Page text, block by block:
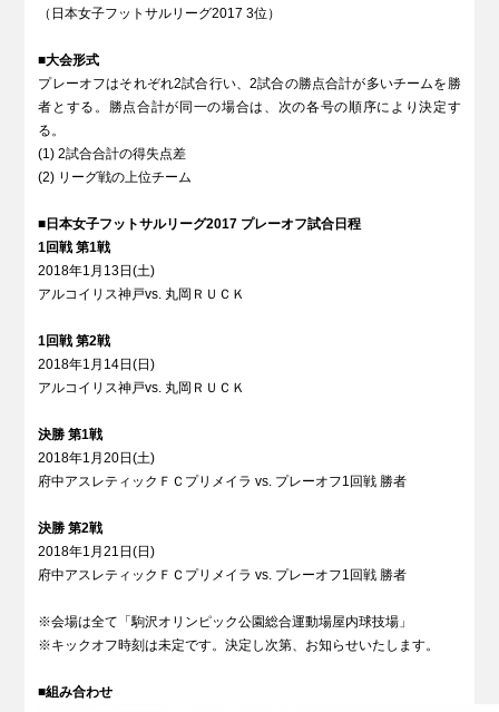
（日本女子フットサルリーグ2017 3位）
■大会形式
プレーオフはそれぞれ2試合行い、2試合の勝点合計が多いチームを勝
者とする。勝点合計が同一の場合は、次の各号の順序により決定す
る。
(1) 2試合合計の得失点差
(2) リーグ戦の上位チーム
■ 日本女子フットサルリーグ2017 プレーオフ試合日程
1回戦 第1戦
2018年1月13日(土)
アルコイリス神戸vs. 丸岡ＲＵＣＫ
1回戦 第2戦
2018年1月14日(日)
アルコイリス神戸vs. 丸岡ＲＵＣＫ
決勝 第1戦
2018年1月20日(土)
府中アスレティックＦＣプリメイラ vs. プレーオフ1回戦 勝者
決勝 第2戦
2018年1月21日(日)
府中アスレティックＦＣプリメイラ vs. プレーオフ1回戦 勝者
※会場は全て「駒沢オリンピック公園総合運動場屋内球技場」
※キックオフ時刻は未定です。決定し次第、お知らせいたします。
■組み合わせ